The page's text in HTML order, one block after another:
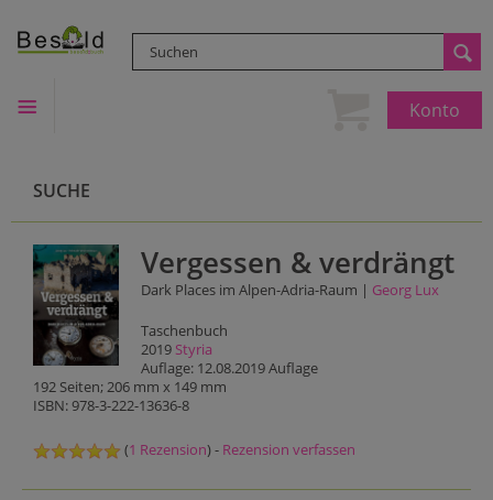
Konto
SUCHE
Vergessen & verdrängt
Dark Places im Alpen-Adria-Raum | Georg Lux
Taschenbuch
2019 Styria
Auflage: 12.08.2019 Auflage
192 Seiten; 206 mm x 149 mm
ISBN: 978-3-222-13636-8
(1 Rezension) - Rezension verfassen